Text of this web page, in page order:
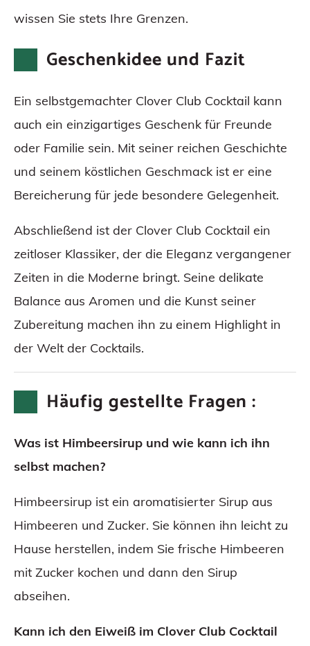
wissen Sie stets Ihre Grenzen.
Geschenkidee und Fazit
Ein selbstgemachter Clover Club Cocktail kann
auch ein einzigartiges Geschenk für Freunde
oder Familie sein. Mit seiner reichen Geschichte
und seinem köstlichen Geschmack ist er eine
Bereicherung für jede besondere Gelegenheit.
Abschließend ist der Clover Club Cocktail ein
zeitloser Klassiker, der die Eleganz vergangener
Zeiten in die Moderne bringt. Seine delikate
Balance aus Aromen und die Kunst seiner
Zubereitung machen ihn zu einem Highlight in
der Welt der Cocktails.
Häufig gestellte Fragen :
Was ist Himbeersirup und wie kann ich ihn
selbst machen?
Himbeersirup ist ein aromatisierter Sirup aus
Himbeeren und Zucker. Sie können ihn leicht zu
Hause herstellen, indem Sie frische Himbeeren
mit Zucker kochen und dann den Sirup
abseihen.
Kann ich den Eiweiß im Clover Club Cocktail